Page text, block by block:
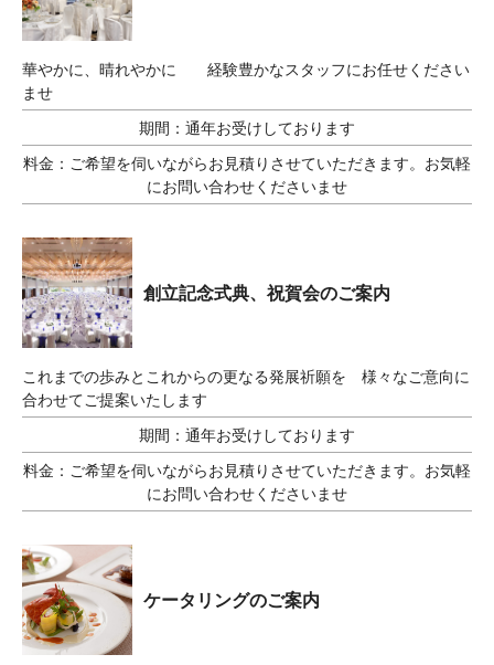
華やかに、晴れやかに 経験豊かなスタッフにお任せください
ませ
期間： 通年お受けしております
料金： ご希望を伺いながらお見積りさせていただきます。お気軽
にお問い合わせくださいませ
創立記念式典、祝賀会のご案内
これまでの歩みとこれからの更なる発展祈願を 様々なご意向に
合わせてご提案いたします
期間： 通年お受けしております
料金： ご希望を伺いながらお見積りさせていただきます。お気軽
にお問い合わせくださいませ
ケータリングのご案内